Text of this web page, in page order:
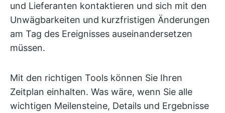
und Lieferanten kontaktieren und sich mit den
Unwägbarkeiten und kurzfristigen Änderungen
am Tag des Ereignisses auseinandersetzen
müssen.
Mit den richtigen Tools können Sie Ihren
Zeitplan einhalten. Was wäre, wenn Sie alle
wichtigen Meilensteine, Details und Ergebnisse